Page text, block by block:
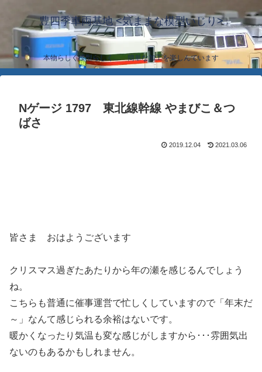
豊四季車両基地 <気ままな模型いじり>
本物らしく模型らしく… 簡単な加工を楽しんでいます
Nゲージ 1797 東北線幹線 やまびこ＆つ
ばさ
2019.12.04 2021.03.06
皆さま おはようございます
クリスマス過ぎたあたりから年の瀬を感じるんでしょう
ね。
こちらも普通に催事運営で忙しくしていますので「年末だ
～」なんて感じられる余裕はないです。
暖かくなったり気温も変な感じがしますから･･･雰囲気出
ないのもあるかもしれません。